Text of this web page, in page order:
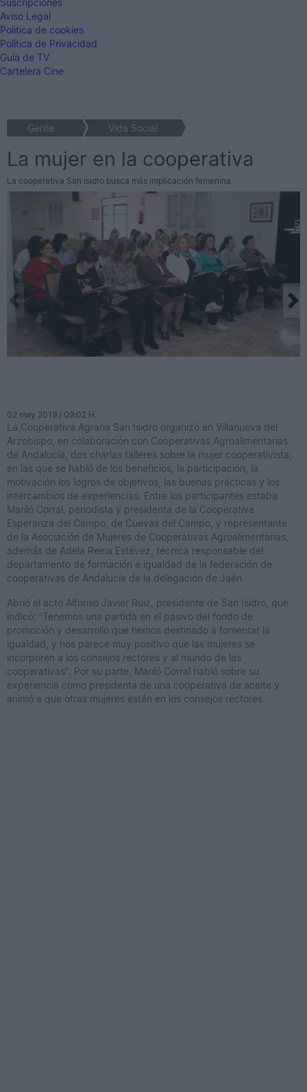
Suscripciones
Aviso Legal
Politica de cookies
Política de Privacidad
Guía de TV
Cartelera Cine
Gente > Vida Social
La mujer en la cooperativa
La cooperativa San Isidro busca más implicación femenina
02 may 2019 / 09:02 H.
La Cooperativa Agraria San Isidro organizó en Villanueva del
Arzobispo, en colaboración con Cooperativas Agroalimentarias
de Andalucía, dos charlas talleres sobre la mujer cooperativista,
en las que se habló de los beneficios, la participación, la
motivación los logros de objetivos, las buenas prácticas y los
intercambios de experiencias. Entre los participantes estaba
Mariló Corral, periodista y presidenta de la Cooperativa
Esperanza del Campo, de Cuevas del Campo, y representante
de la Asociación de Mujeres de Cooperativas Agroalimentarias,
además de Adela Reina Estévez, técnica responsable del
departamento de formación e igualdad de la federación de
cooperativas de Andalucía de la delegación de Jaén.
Abrió el acto Alfonso Javier Ruiz, presidente de San Isidro, que
indicó: “Tenemos una partida en el pasivo del fondo de
promoción y desarrollo que hemos destinado a fomentar la
igualdad, y nos parece muy positivo que las mujeres se
incorporen a los consejos rectores y al mundo de las
cooperativas”. Por su parte, Mariló Corral habló sobre su
experiencia como presidenta de una cooperativa de aceite y
animó a que otras mujeres estén en los consejos rectores.